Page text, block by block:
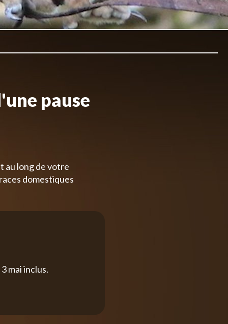
pause
au long de votre
domestiques
mai inclus.